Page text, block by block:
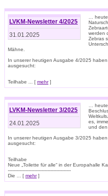
LVKM-Newsletter 4/2025
31.01.2025
…
werden
Zebras
Mähne.
In unserer heutigen Ausgabe 4/2025
ausgesucht:
Teilhabe ... [ mehr]
LVKM-Newsletter 3/2025
24.01.2025
…
es,
und
In unserer heutigen Ausgabe 3/2025
ausgesucht:
Teilhabe
Neue „Toilette für alle“ in der Europahalle
-------------------------------------------
Die ... [ mehr]